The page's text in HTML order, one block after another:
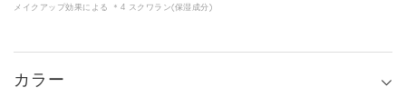
メイクアップ効果による ＊4 スクワラン(保湿成分)
カラー